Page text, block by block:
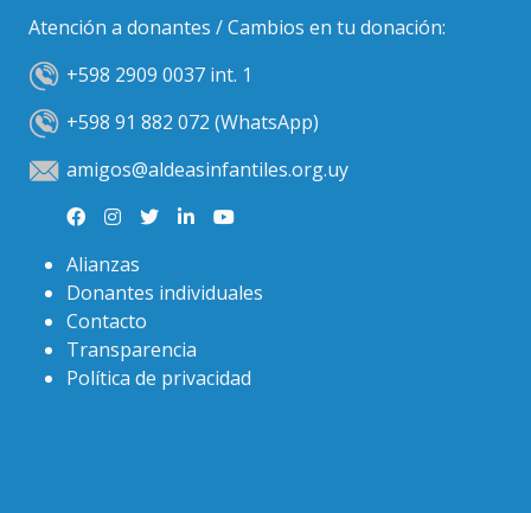
Atención a donantes / Cambios en tu donación:
+598 2909 0037 int. 1
+598 91 882 072 (WhatsApp)
amigos@aldeasinfantiles.org.uy
Alianzas
Donantes individuales
Contacto
Transparencia
Política de privacidad